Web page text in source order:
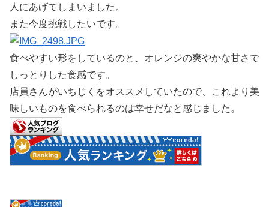
人にあげてしまいました。
また今度挑戦したいです。
食べやすい形をしているのと、オレンジの爽やかな甘さで
しっとりした食感です。
店員さんがいちじくをオススメしていたので、これより美
味しいものを食べられるのは幸せだなと感じました。